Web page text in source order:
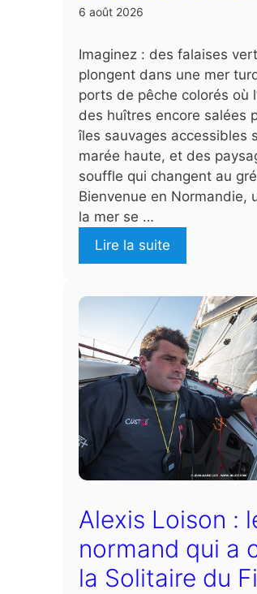
6 août 2026
Imaginez : des falaises
plongent dans une mer
ports de pêche colorés où
des huîtres encore salées
îles sauvages accessibles
marée haute, et des
souffle qui changent au
Bienvenue en Normandie,
la mer se …
Lire la suite
Alexis Loison :
normand qui a
la Solitaire du